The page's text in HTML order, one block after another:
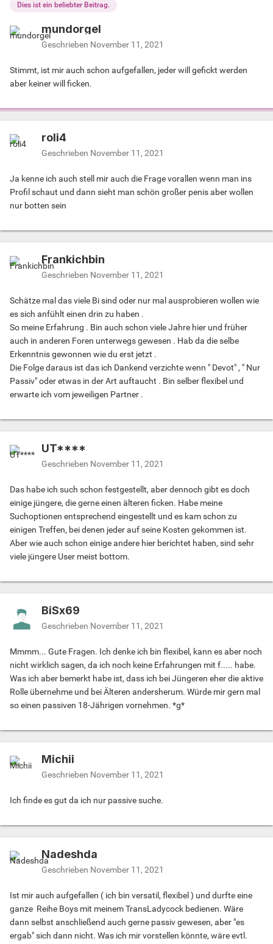
Dies ist ein beliebter Beitrag.
mundorgel
Geschrieben November 11, 2021
Stimmt, ist mir auch schon aufgefallen, jeder will gefickt werden
aber keiner will ficken.
roli4
Geschrieben November 11, 2021
Ja kenne ich auch stell mir auch die Frage vorallen wenn man ins
Profil schaut und dann sieht man schön großer penis aber wollen
nur botten sein
Frankichbin
Geschrieben November 11, 2021
Schätze mal das viele Bi sind oder nur mal ausprobieren wollen wie
es sich anfühlt einen drin zu haben .
So meine Erfahrung . Bin auch schon viele Jahre hier und früher
auch in anderen Foren unterwegs gewesen . Hab da die selbe
Erkenntnis gewonnen wie du erst jetzt .
Die Folge daraus ist das ich Dankend verzichte wenn " Devot" , " Nur
Passiv" oder etwas in der Art auftaucht . Bin selber flexibel und
erwarte ich vom jeweiligen Partner .
UT****
Geschrieben November 11, 2021
Das habe ich such schon festgestellt, aber dennoch gibt es doch
einige jüngere, die gerne einen älteren ficken. Habe meine
Suchoptionen entsprechend eingestellt und es kam schon zu
einigen Treffen, bei denen jeder auf seine Kosten gekommen ist.
Aber wie auch schon einige andere hier berichtet haben, sind sehr
viele jüngere User meist bottom.
BiSx69
Geschrieben November 11, 2021
Mmmm... Gute Fragen. Ich denke ich bin flexibel, kann es aber noch
nicht wirklich sagen, da ich noch keine Erfahrungen mit f..... habe.
Was ich aber bemerkt habe ist, dass ich bei Jüngeren eher die aktive
Rolle übernehme und bei Älteren andersherum. Würde mir gern mal
so einen passiven 18-Jährigen vornehmen. *g*
Michii
Geschrieben November 11, 2021
Ich finde es gut da ich nur passive suche.
Nadeshda
Geschrieben November 11, 2021
Ist mir auch aufgefallen ( ich bin versatil, flexibel ) und durfte eine
ganze Reihe Boys mit meinem TransLadycock bedienen. Wäre
dann selbst anschließend auch gerne passiv gewesen, aber "es
ergab" sich dann nicht. Was ich mir vorstellen könnte, wäre evtl.